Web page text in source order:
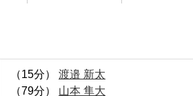
（15分） 渡邉 新太
（79分） 山本 隼大